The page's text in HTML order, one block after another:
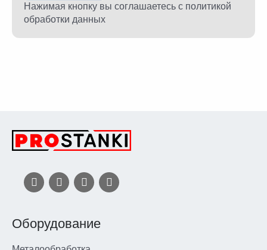
Нажимая кнопку вы соглашаетесь с политикой
обработки данных
Оборудование